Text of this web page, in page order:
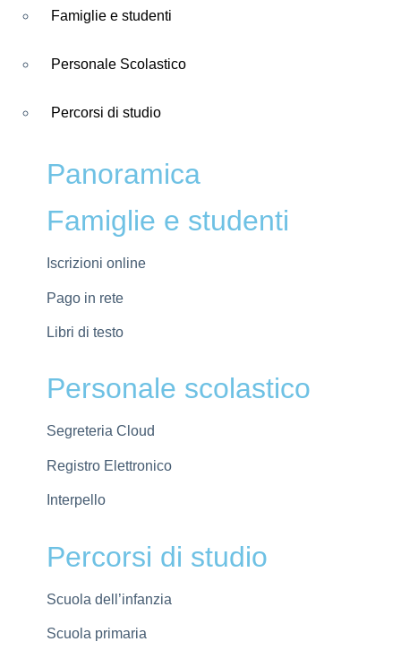
Famiglie e studenti
Personale Scolastico
Percorsi di studio
Panoramica
Famiglie e studenti
Iscrizioni online
Pago in rete
Libri di testo
Personale scolastico
Segreteria Cloud
Registro Elettronico
Interpello
Percorsi di studio
Scuola dell’infanzia
Scuola primaria